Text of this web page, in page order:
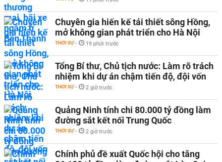
Chuyên gia hiến kế tái thiết sông Hồng,
mở không gian phát triển cho Hà Nội
THỜI SỰ - 19 phút trước
Tổng Bí thư, Chủ tịch nước: Làm rõ trách
nhiệm khi dự án chậm tiến độ, đội vốn
THỜI SỰ - 2 giờ trước
Quảng Ninh tính chi 80.000 tỷ đồng làm
đường sắt kết nối Trung Quốc
THỜI SỰ - 2 giờ trước
Chính phủ đề xuất Quốc hội cho tăng